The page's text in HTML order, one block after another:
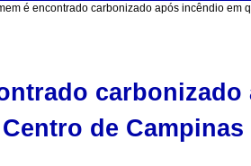
é encontrado carbonizado após incêndio em
de Campinas